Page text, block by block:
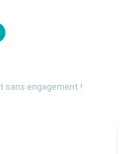
sans engagement !